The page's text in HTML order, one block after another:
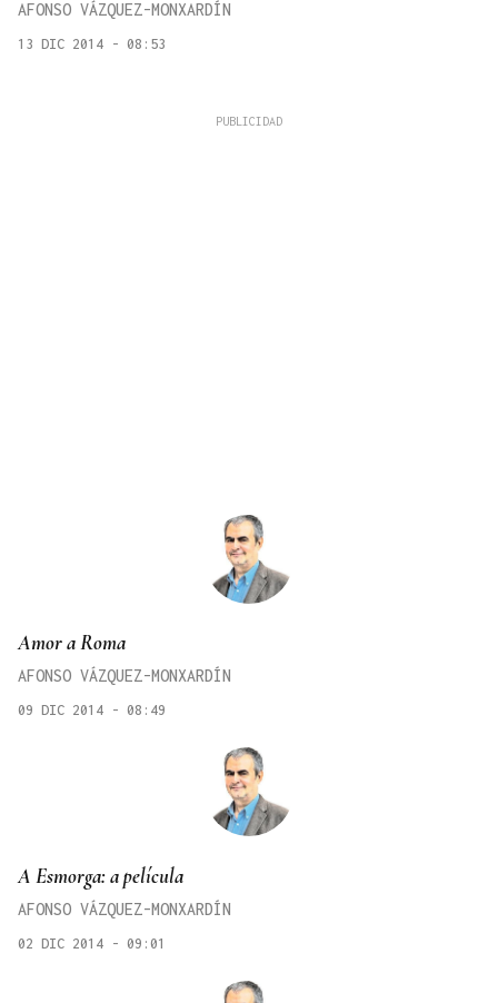
AFONSO VÁZQUEZ-MONXARDÍN
13 DIC 2014 - 08:53
Amor a Roma
AFONSO VÁZQUEZ-MONXARDÍN
09 DIC 2014 - 08:49
A Esmorga: a película
AFONSO VÁZQUEZ-MONXARDÍN
02 DIC 2014 - 09:01